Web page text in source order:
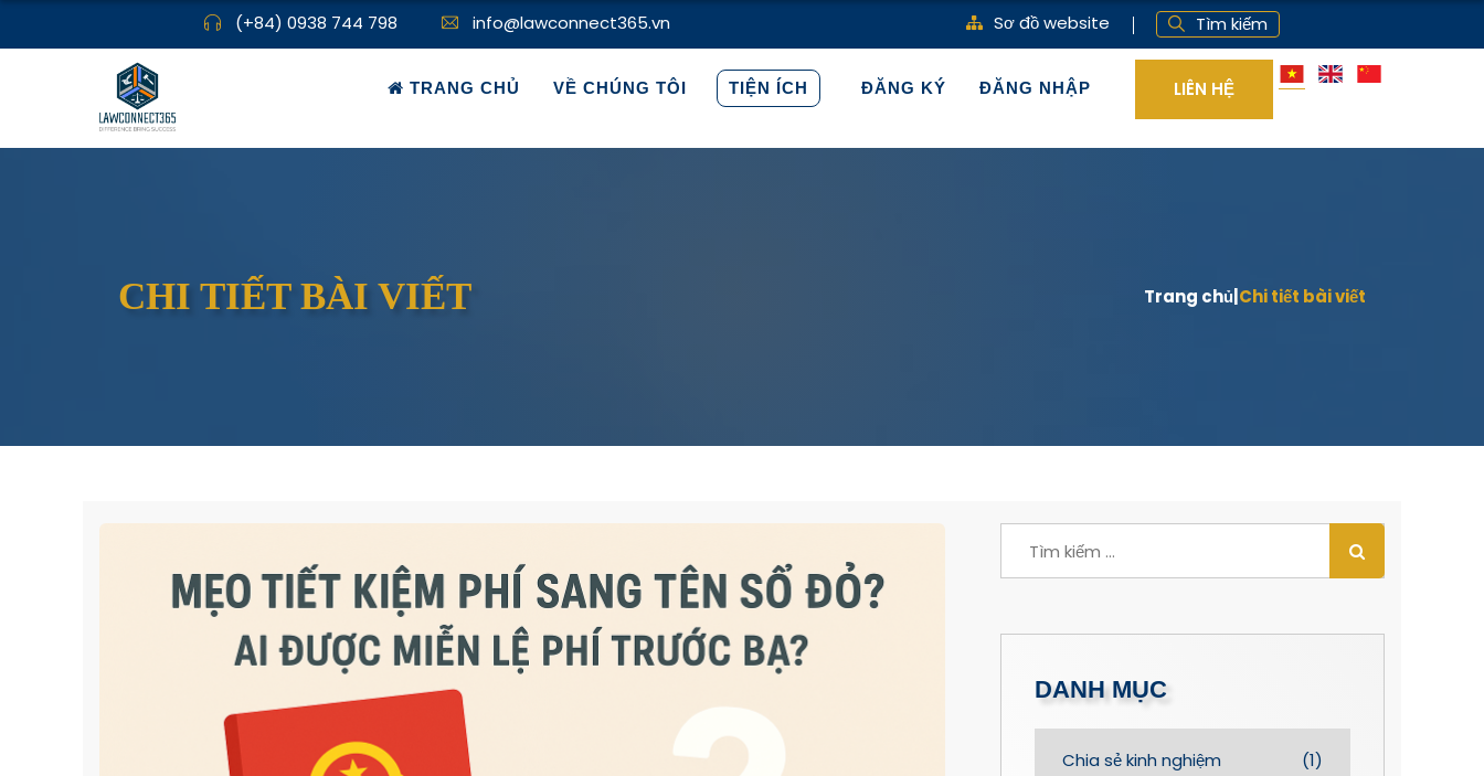
(+84) 0938 744 798 info@lawconnect365.vn Sơ đồ website Tìm kiếm
TRANG CHỦ VỀ CHÚNG TÔI TIỆN ÍCH ĐĂNG KÝ ĐĂNG NHẬP LIÊN HỆ
CHI TIẾT BÀI VIẾT Trang chủ Chi tiết bài viết
DANH MỤC
Chia sẻ kinh nghiệm (1)